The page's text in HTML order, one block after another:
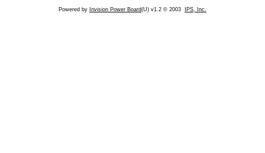
Powered by Invision Power Board(U) v1.2 © 2003 IPS, Inc.